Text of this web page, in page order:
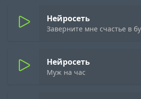
Нейросеть
Заверните мне счастье в
Нейросеть
Муж на час